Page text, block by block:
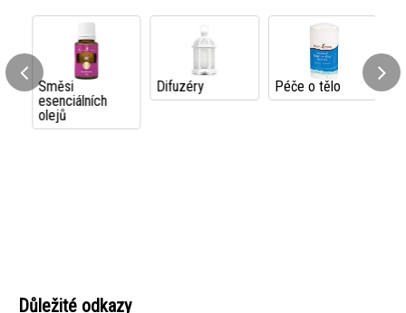
Směsi
esenciálních
olejů
Difuzéry Péče o tělo
Důležité odkazy